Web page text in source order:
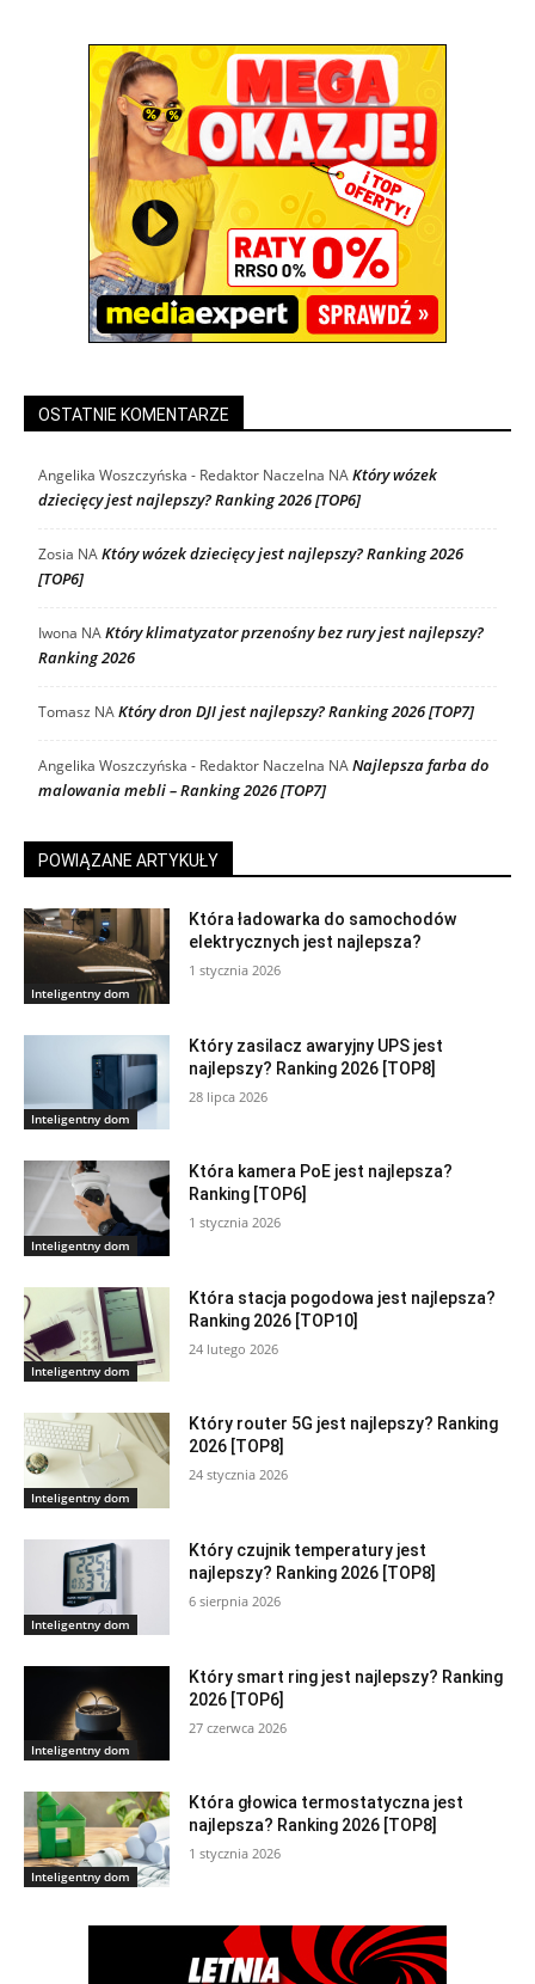
OSTATNIE KOMENTARZE
Angelika Woszczyńska - Redaktor Naczelna NAKtóry wózek
dziecięcy jest najlepszy? Ranking 2026 [TOP6]
Zosia NAKtóry wózek dziecięcy jest najlepszy? Ranking 2026
[TOP6]
Iwona NAKtóry klimatyzator przenośny bez rury jest najlepszy?
Ranking 2026
Tomasz NAKtóry dron DJI jest najlepszy? Ranking 2026 [TOP7]
Angelika Woszczyńska - Redaktor Naczelna NANajlepsza farba do
malowania mebli – Ranking 2026 [TOP7]
POWIĄZANE ARTYKUŁY
Inteligentny dom
Która ładowarka do samochodów
elektrycznych jest najlepsza?
1 stycznia 2026
Inteligentny dom
Który zasilacz awaryjny UPS jest
najlepszy? Ranking 2026 [TOP8]
28 lipca 2026
Inteligentny dom
Która kamera PoE jest najlepsza?
Ranking [TOP6]
1 stycznia 2026
Inteligentny dom
Która stacja pogodowa jest najlepsza?
Ranking 2026 [TOP10]
24 lutego 2026
Inteligentny dom
Który router 5G jest najlepszy? Ranking
2026 [TOP8]
24 stycznia 2026
Inteligentny dom
Który czujnik temperatury jest
najlepszy? Ranking 2026 [TOP8]
6 sierpnia 2026
Inteligentny dom
Który smart ring jest najlepszy? Ranking
2026 [TOP6]
27 czerwca 2026
Inteligentny dom
Która głowica termostatyczna jest
najlepsza? Ranking 2026 [TOP8]
1 stycznia 2026